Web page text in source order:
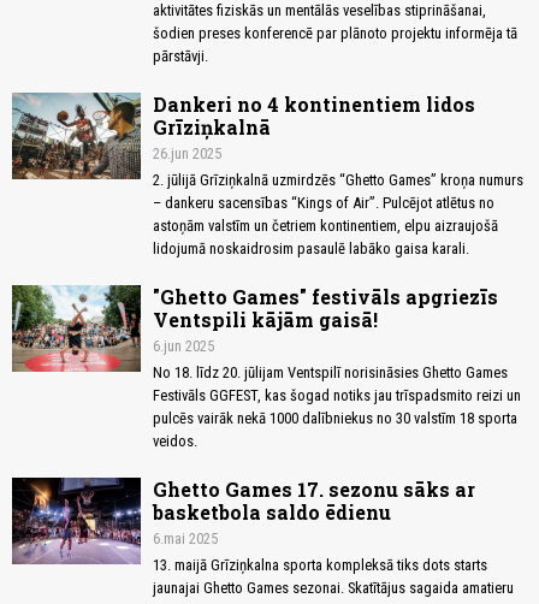
aktivitātes fiziskās un mentālās veselības stiprināšanai,
šodien preses konferencē par plānoto projektu informēja tā
pārstāvji.
Dankeri no 4 kontinentiem lidos
Grīziņkalnā
26.jun 2025
2. jūlijā Grīziņkalnā uzmirdzēs “Ghetto Games” kroņa numurs
– dankeru sacensības “Kings of Air”. Pulcējot atlētus no
astoņām valstīm un četriem kontinentiem, elpu aizraujošā
lidojumā noskaidrosim pasaulē labāko gaisa karali.
"Ghetto Games" festivāls apgriezīs
Ventspili kājām gaisā!
6.jun 2025
No 18. līdz 20. jūlijam Ventspilī norisināsies Ghetto Games
Festivāls GGFEST, kas šogad notiks jau trīspadsmito reizi un
pulcēs vairāk nekā 1000 dalībniekus no 30 valstīm 18 sporta
veidos.
Ghetto Games 17. sezonu sāks ar
basketbola saldo ēdienu
6.mai 2025
13. maijā Grīziņkalna sporta kompleksā tiks dots starts
jaunajai Ghetto Games sezonai. Skatītājus sagaida amatieru